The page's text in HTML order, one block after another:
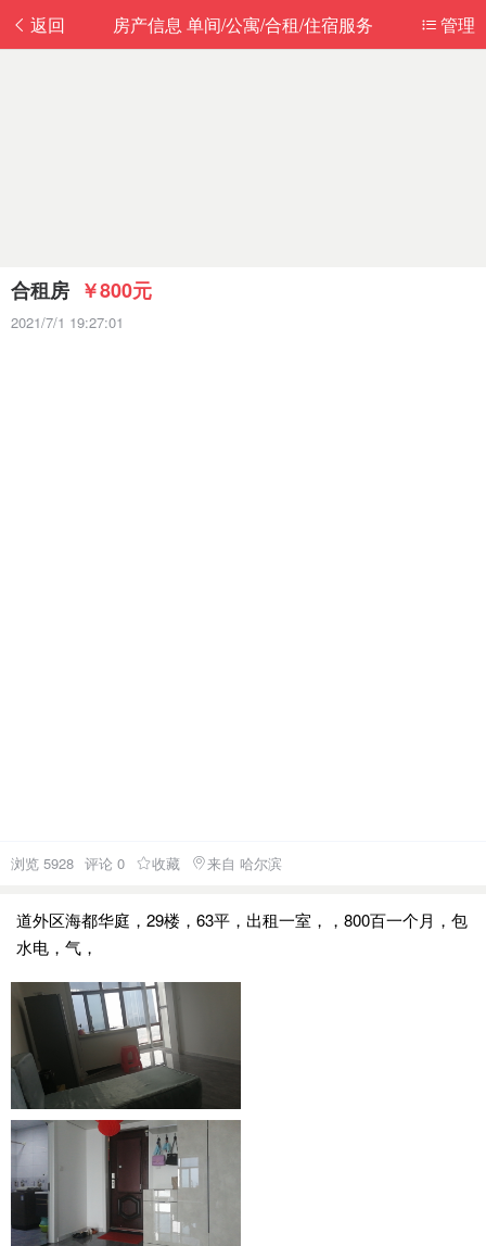
返回 管理
房产信息 单间/公寓/合租/住宿服务
合租房 ￥800元
2021/7/1 19:27:01
浏览 5928 评论 0 收藏 来自 哈尔滨
道外区海都华庭，29楼，63平，出租一室，，800百一个月，包
水电，气，